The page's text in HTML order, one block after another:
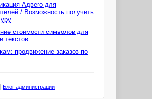
Адвего для
/ Возможность получить
стоимости символов для
текстов
продвижение заказов по
Блог администрации